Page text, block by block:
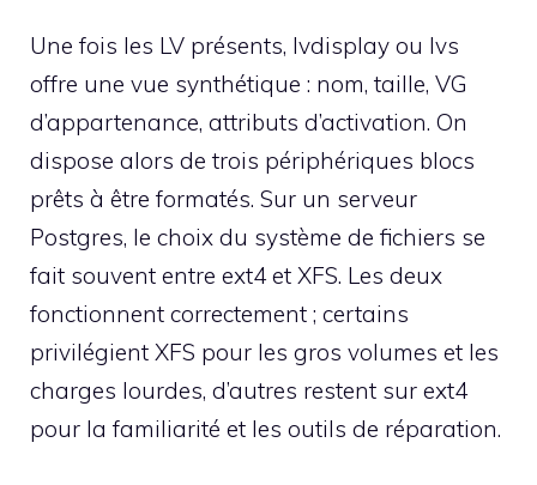
Une fois les LV présents, lvdisplay ou lvs
offre une vue synthétique : nom, taille, VG
d’appartenance, attributs d’activation. On
dispose alors de trois périphériques blocs
prêts à être formatés. Sur un serveur
Postgres, le choix du système de fichiers se
fait souvent entre ext4 et XFS. Les deux
fonctionnent correctement ; certains
privilégient XFS pour les gros volumes et les
charges lourdes, d’autres restent sur ext4
pour la familiarité et les outils de réparation.